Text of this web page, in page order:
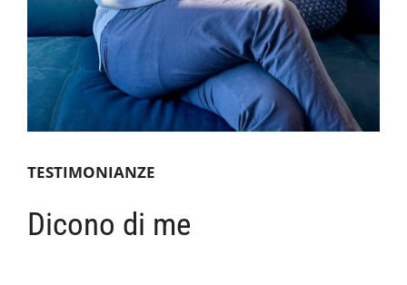
TESTIMONIANZE
Dicono di me